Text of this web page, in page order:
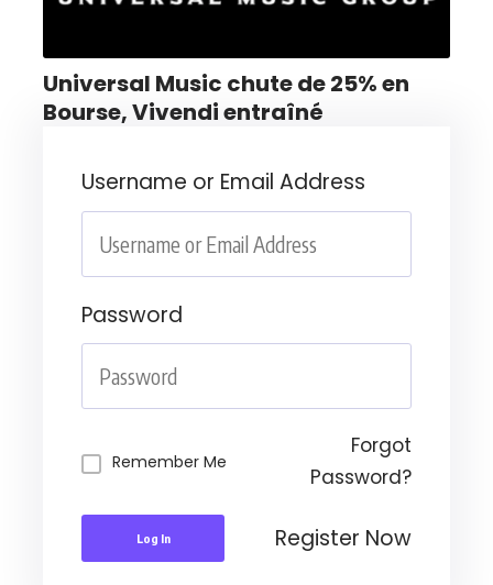
Universal Music chute de 25% en
Bourse, Vivendi entraîné
Username or Email Address
Password
Remember Me
Forgot
Password?
Log In Register Now